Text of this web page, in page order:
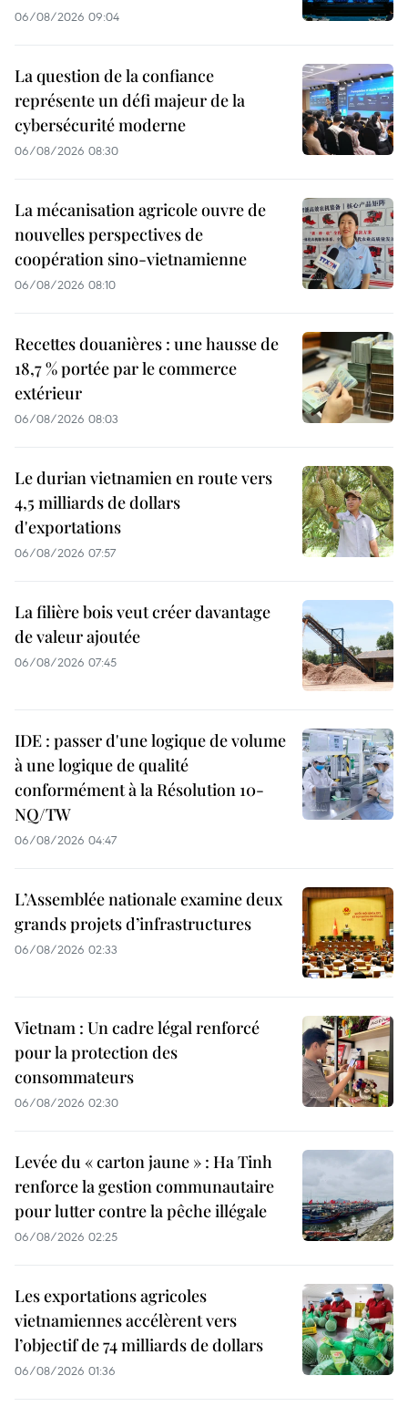
06/08/2026 09:04
La question de la confiance
représente un défi majeur de la
cybersécurité moderne
06/08/2026 08:30
La mécanisation agricole ouvre de
nouvelles perspectives de
coopération sino-vietnamienne
06/08/2026 08:10
Recettes douanières : une hausse de
18,7 % portée par le commerce
extérieur
06/08/2026 08:03
Le durian vietnamien en route vers
4,5 milliards de dollars
d'exportations
06/08/2026 07:57
La filière bois veut créer davantage
de valeur ajoutée
06/08/2026 07:45
IDE : passer d'une logique de volume
à une logique de qualité
conformément à la Résolution 10-
NQ/TW
06/08/2026 04:47
L’Assemblée nationale examine deux
grands projets d’infrastructures
06/08/2026 02:33
Vietnam : Un cadre légal renforcé
pour la protection des
consommateurs
06/08/2026 02:30
Levée du « carton jaune » : Ha Tinh
renforce la gestion communautaire
pour lutter contre la pêche illégale
06/08/2026 02:25
Les exportations agricoles
vietnamiennes accélèrent vers
l’objectif de 74 milliards de dollars
06/08/2026 01:36